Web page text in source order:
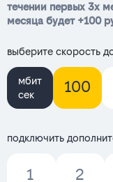
течении первых 3х
месяца будет +100
выберите скорость
мбит
сек
100
подключить
1 2